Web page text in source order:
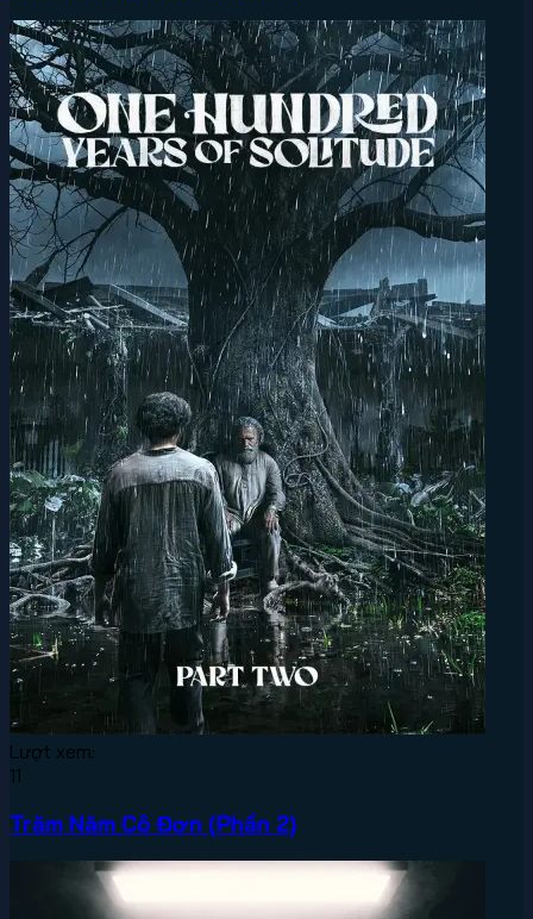
Lượt xem:
11
Trăm Năm Cô Đơn (Phần 2)